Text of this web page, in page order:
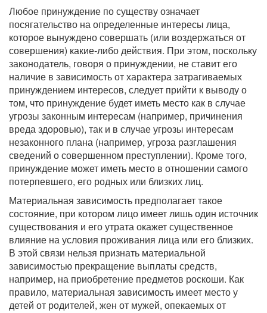
Любое принуждение по существу означает
посягательство на определенные интересы лица,
которое вынуждено совершать (или воздержаться от
совершения) какие-либо действия. При этом, поскольку
законодатель, говоря о принуждении, не ставит его
наличие в зависимость от характера затрагиваемых
принуждением интересов, следует прийти к выводу о
том, что принуждение будет иметь место как в случае
угрозы законным интересам (например, причинения
вреда здоровью), так и в случае угрозы интересам
незаконного плана (например, угроза разглашения
сведений о совершенном преступлении). Кроме того,
принуждение может иметь место в отношении самого
потерпевшего, его родных или близких лиц.
Материальная зависимость предполагает такое
состояние, при котором лицо имеет лишь один источник
существования и его утрата окажет существенное
влияние на условия проживания лица или его близких.
В этой связи нельзя признать материальной
зависимостью прекращение выплаты средств,
например, на приобретение предметов роскоши. Как
правило, материальная зависимость имеет место у
детей от родителей, жен от мужей, опекаемых от